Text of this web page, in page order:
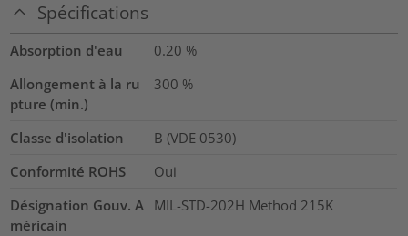
Spécifications
Absorption d'eau 0.20 %
Allongement à la ru
pture (min.)
300 %
Classe d'isolation
B (VDE 0530)
Conformité ROHS
Oui
Désignation Gouv. A
méricain
MIL-STD-202H Method 215K